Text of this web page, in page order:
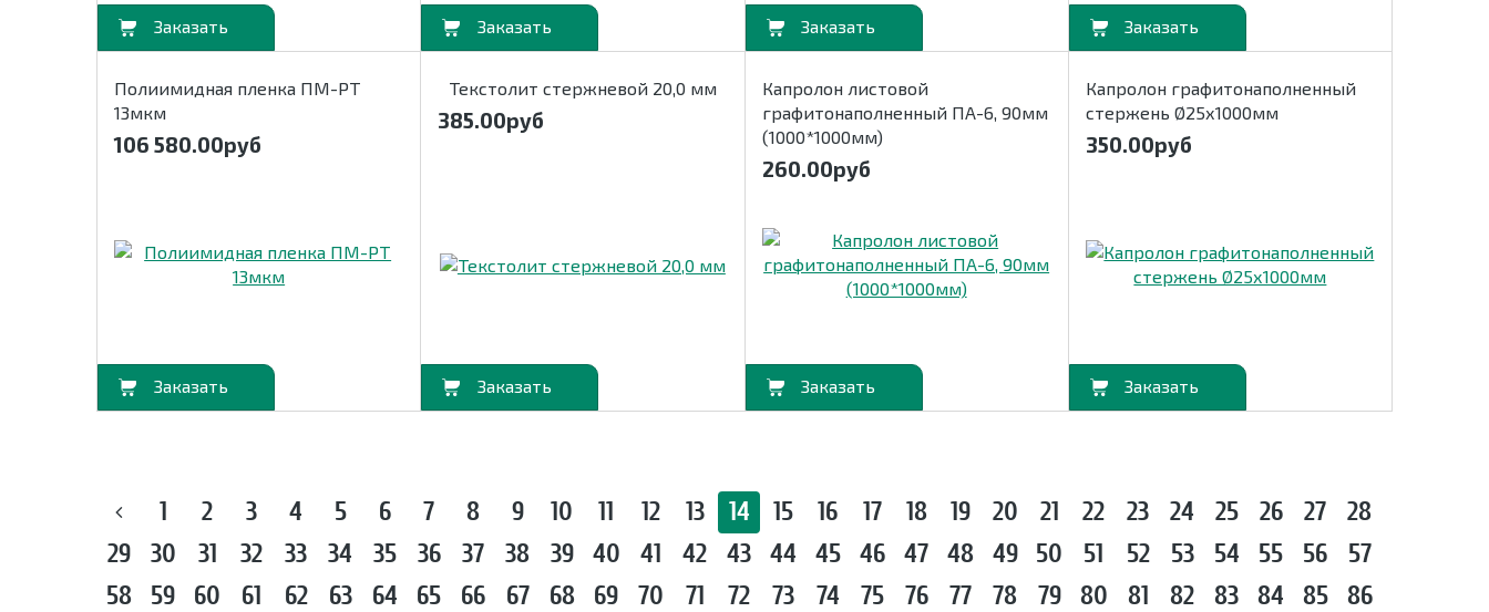
В корзину В корзину В корзину В корзину
Полиимидная пленка ПМ-РТ
13мкм
106 580.00руб
В корзину
Текстолит стержневой 20,0 мм
385.00руб
В корзину
Капролон листовой
графитонаполненный ПА-6, 90мм
(1000*1000мм)
260.00руб
В корзину
Капролон графитонаполненный
стержень Ø25х1000мм
350.00руб
В корзину
1 2 3 4 5 6 7 8 9 10 11 12 13 14 15 16 17 18 19 20 21 22 23 24 25 26 27
28
29
30 31 32 33 34 35 36 37 38 39 40 41 42 43 44 45 46 47 48 49 50 51 52 53 54 55 56
57
58
59 60 61 62 63 64 65 66 67 68 69 70 71 72 73 74 75 76 77 78 79 80 81 82 83 84 85
86